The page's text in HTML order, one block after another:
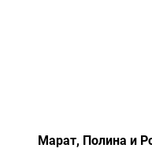
Марат, Полина и